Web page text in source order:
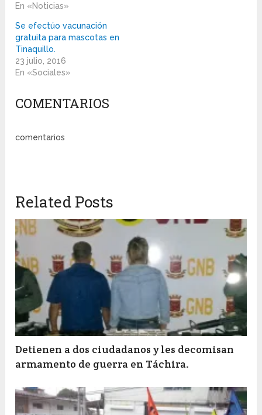
En «Noticias»
Se efectúo vacunación
gratuita para mascotas en
Tinaquillo.
23 julio, 2016
En «Sociales»
COMENTARIOS
comentarios
Related Posts
Detienen a dos ciudadanos y les decomisan
armamento de guerra en Táchira.